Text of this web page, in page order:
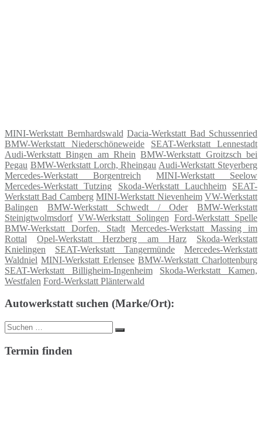
MINI-Werkstatt Bernhardswald Dacia-Werkstatt Bad Schussenried
BMW-Werkstatt Niederschöneweide
SEAT-Werkstatt Lennestadt
Audi-Werkstatt Bingen am Rhein BMW-Werkstatt Groitzsch bei
Pegau BMW-Werkstatt Lorch, Rheingau Audi-Werkstatt Steyerberg
Mercedes-Werkstatt Borgentreich
MINI-Werkstatt Seelow
Mercedes-Werkstatt Tutzing
Skoda-Werkstatt Lauchheim
SEAT-
Werkstatt Bad Camberg MINI-Werkstatt Nievenheim VW-Werkstatt
Balingen
BMW-Werkstatt Schwedt / Oder
BMW-Werkstatt
Steinigtwolmsdorf VW-Werkstatt Solingen Ford-Werkstatt Spelle
BMW-Werkstatt Dorfen, Stadt
Mercedes-Werkstatt Massing im
Rottal
Opel-Werkstatt Herzberg am Harz
Skoda-Werkstatt
Knielingen
SEAT-Werkstatt Tangermünde
Mercedes-Werkstatt
Waldniel MINI-Werkstatt Erlensee BMW-Werkstatt Charlottenburg
SEAT-Werkstatt Billigheim-Ingenheim
Skoda-Werkstatt Kamen,
Westfalen Ford-Werkstatt Plänterwald
Autowerkstatt suchen (Marke/Ort):
Suche
nach:
Suchen
Termin finden